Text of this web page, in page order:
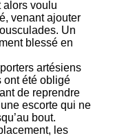
alors voulu
venant ajouter
Un
blessé en
artésiens
ont été obligé
de reprendre
escorte qui ne
bout.
les